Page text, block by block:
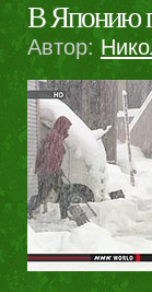
В Японию
Автор: